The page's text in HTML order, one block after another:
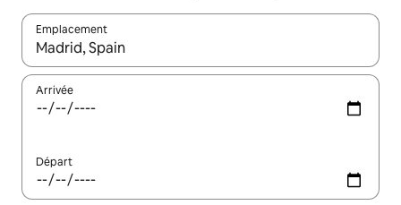
Emplacement
Quand les résultats sont affichés, parcourez-les en utilisant
Arrivée
Départ